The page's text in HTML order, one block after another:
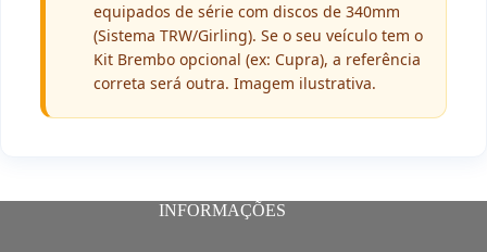
equipados de série com discos de 340mm
(Sistema TRW/Girling). Se o seu veículo tem o
Kit Brembo opcional (ex: Cupra), a referência
correta será outra. Imagem ilustrativa.
INFORMAÇÕES